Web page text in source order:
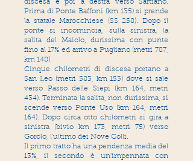
discesa e poi a destra verso Sartiano.
Prima di Ponte Baffoni (km 135) si prende
la statale Marocchiese (SS 258). Dopo il
ponte si incomincia, sulla sinistra, la
salita del Maiolo, durissima con punte
fino al 17% ed arrivo a Pugliano (metri 787,
km 148).
Cinque chilometri di discesa portano a
San Leo (metri 583, km 153) dove si sale
verso Passo delle Siepi (km 164, metri
434). Terminata la salita, non durissima, si
scende verso Ponte Uso (km 164, metri
164). Dopo circa otto chilometri si gira a
sinistra (bivio km 173, metri 75) verso
Gorolo, l'ultimo dei Nove Colli.
Il primo tratto ha una pendenza media del
13%, il secondo è un'impennata con